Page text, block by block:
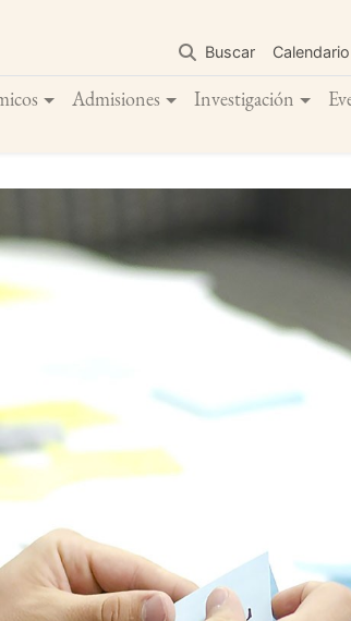
contenido
principal
Buscar Calendario
Admisiones Investigación